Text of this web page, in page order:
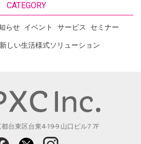
CATEGORY
らせ イベント サービス セミナー
新しい生活様式ソリューション
台東区台東4-19-9 山口ビル7 7F